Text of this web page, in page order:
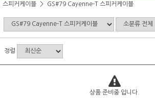
스피커케이블 GS#79 Cayenne-T 스피커케이블
정렬
상품 준비중 입니다.